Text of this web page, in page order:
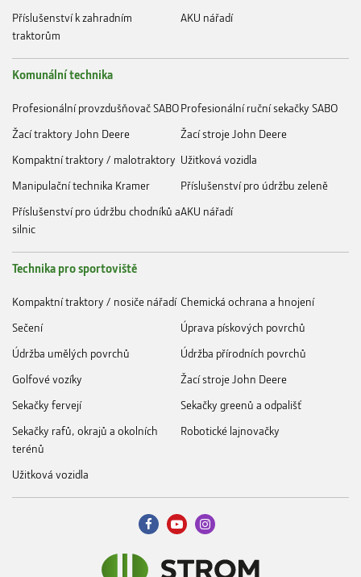
Příslušenství k zahradním
traktorům
AKU nářadí
Komunální technika
Profesionální provzdušňovač SABOProfesionální ruční sekačky SABO
Žací traktory John Deere
Žací stroje John Deere
Kompaktní traktory / malotraktory Užitková vozidla
Manipulační technika Kramer
Příslušenství pro údržbu zeleně
Příslušenství pro údržbu chodníků a
silnic
AKU nářadí
Technika pro sportoviště
Kompaktní traktory / nosiče nářadí Chemická ochrana a hnojení
Sečení
Úprava pískových povrchů
Údržba umělých povrchů
Údržba přírodních povrchů
Golfové vozíky
Žací stroje John Deere
Sekačky fervejí
Sekačky greenů a odpališť
Sekačky rafů, okrajů a okolních
terénů
Robotické lajnovačky
Užitková vozidla